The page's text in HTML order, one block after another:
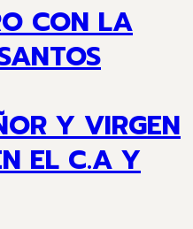
CON LA
Y VIRGEN
EL C.A Y